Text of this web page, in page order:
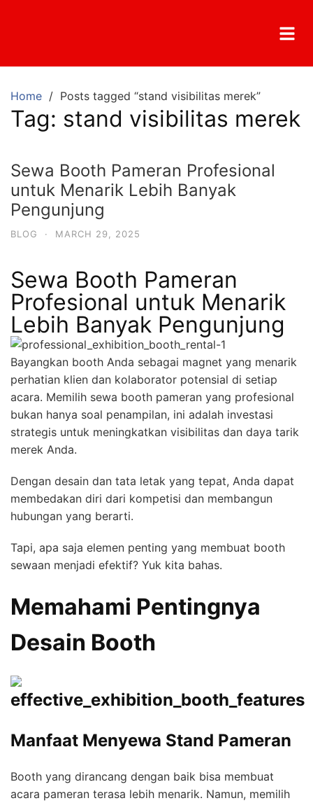
Home Posts tagged “stand visibilitas merek”
Tag: stand visibilitas merek
Sewa Booth Pameran Profesional
untuk Menarik Lebih Banyak
Pengunjung
BLOG · MARCH 29, 2025
Sewa Booth Pameran
Profesional untuk Menarik
Lebih Banyak Pengunjung
Bayangkan booth Anda sebagai magnet yang menarik
perhatian klien dan kolaborator potensial di setiap
acara. Memilih sewa booth pameran yang profesional
bukan hanya soal penampilan, ini adalah investasi
strategis untuk meningkatkan visibilitas dan daya tarik
merek Anda.
Dengan desain dan tata letak yang tepat, Anda dapat
membedakan diri dari kompetisi dan membangun
hubungan yang berarti.
Tapi, apa saja elemen penting yang membuat booth
sewaan menjadi efektif? Yuk kita bahas.
Memahami Pentingnya
Desain Booth
Manfaat Menyewa Stand Pameran
Booth yang dirancang dengan baik bisa membuat
acara pameran terasa lebih menarik. Namun, memilih